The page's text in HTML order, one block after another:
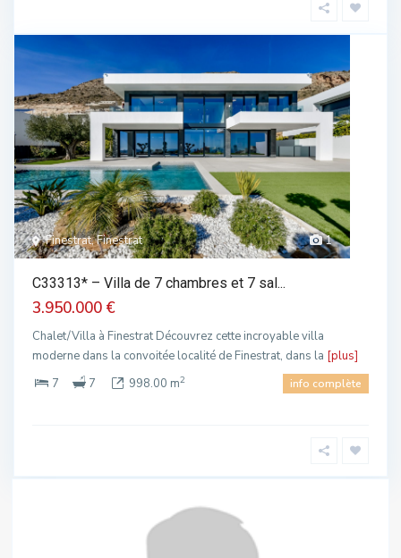
1
Finestrat, Finestrat
C33313* – Villa de 7 chambres et 7 sal...
3.950.000 €
Chalet/Villa à Finestrat Découvrez cette incroyable villa
moderne dans la convoitée localité de Finestrat, dans la [plus]
7
7 998.00 m2 info complète